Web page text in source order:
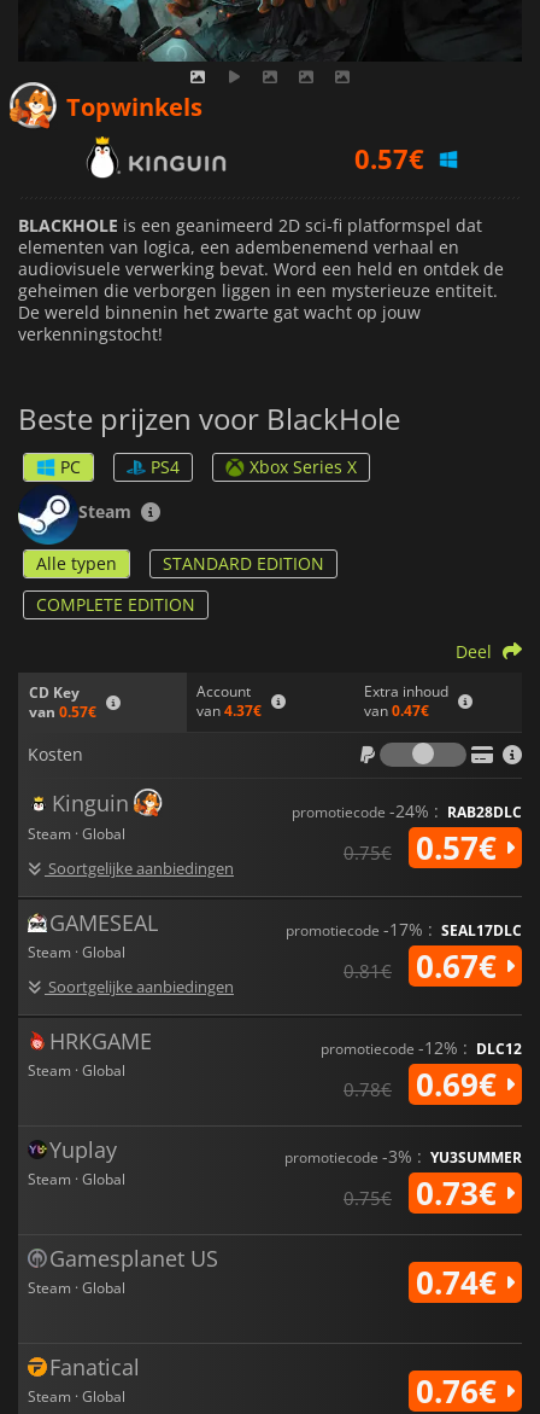
Topwinkels
0.97€
0.99€
BLACKHOLE is een geanimeerd 2D sci-fi platformspel dat
elementen van logica, een adembenemend verhaal en
audiovisuele verwerking bevat. Word een held en ontdek de
geheimen die verborgen liggen in een mysterieuze entiteit.
De wereld binnenin het zwarte gat wacht op jouw
verkenningstocht!
Beste prijzen voor BlackHole
PC PS4
Xbox Series X
Steam
Alle typen
STANDARD EDITION
COMPLETE EDITION
CD Key
van 0.57€
Account
van4.37€
Extra inhoud
van0.47€
Deel
Kosten
Kosten
Kinguin
Steam · Global
Soortgelijke aanbiedingen
promotiecode -24% : RAB28DLC
0.75€ 0.57€
GAMESEAL
Steam · Global
Soortgelijke aanbiedingen
promotiecode -17% : SEAL17DLC
0.81€ 0.67€
HRKGAME
Steam · Global
promotiecode -12% : DLC12
0.78€ 0.69€
Yuplay
Steam · Global
promotiecode -3% : YU3SUMMER
0.75€ 0.73€
Gamesplanet US
Steam · Global 0.74€
Fanatical
Steam · Global 0.76€